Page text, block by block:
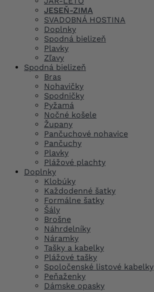
JESEŇ-ZIMA
SVADOBNÁ HOSTINA
Doplnky
Spodná bielizeň
Plavky
Zľavy
Spodná bielizeň
Bras
Nohavičky
Spodničky
Pyžamá
Nočné košele
Župany
Pančuchové nohavice
Pančuchy
Plavky
Plážové plachty
Doplnky
Klobúky
Každodenné šatky
Formálne šatky
Šály
Brošne
Náhrdelníky
Náramky
Tašky a kabelky
Plážové tašky
Spoločenské listové kabelky
Peňaženky
Dámske opasky